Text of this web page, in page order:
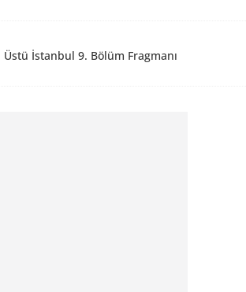
Üstü İstanbul 9. Bölüm Fragmanı